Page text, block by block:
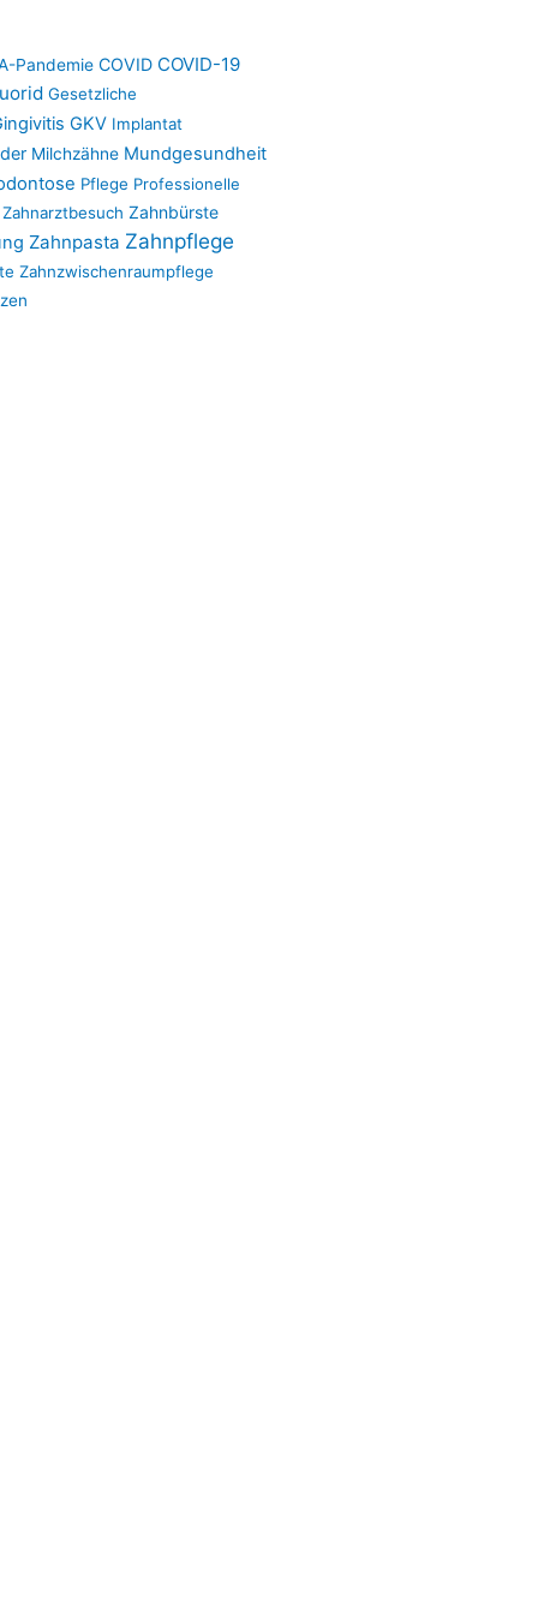
Pandemie COVID COVID-19
Gesetzliche
GKV Implantat
Milchzähne Mundgesundheit
Pflege Professionelle
Zahnarztbesuch Zahnbürste
Zahnpasta Zahnpflege
Zahnzwischenraumpflege